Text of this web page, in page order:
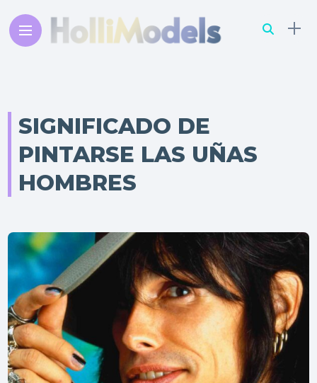
SIGNIFICADO DE
PINTARSE LAS UÑAS
HOMBRES